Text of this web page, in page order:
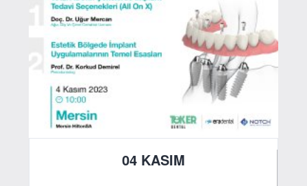
04 KASIM